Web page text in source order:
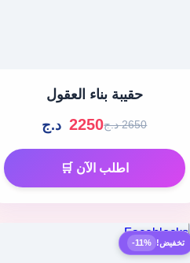
حقيبة بناء العقول
2650 د.ج 2250 د.ج
اطلب الآن 🛒
تخفيض! -11%